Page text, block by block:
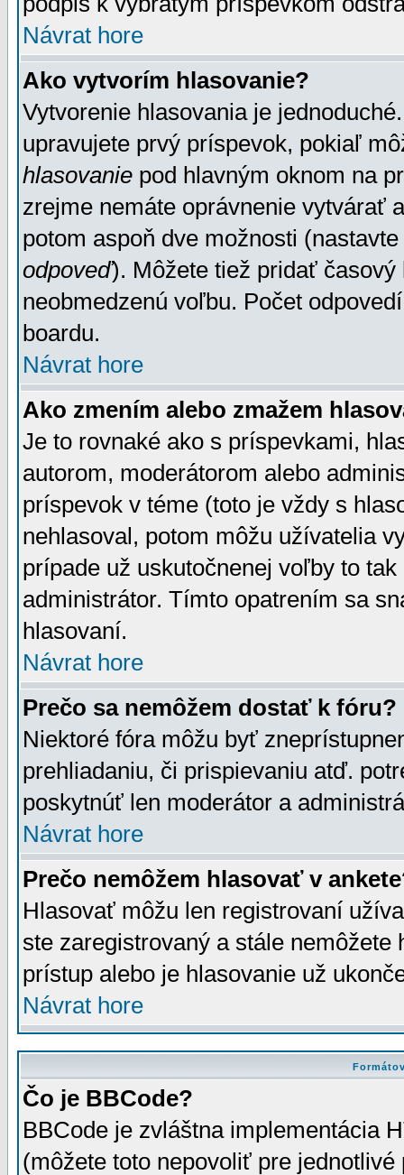
Návrat hore
Ako vytvorím hlasovanie?
Vytvorenie hlasovania je
upravujete prvý príspevok, pokiaľ
hlasovanie pod hlavným oknom na
zrejme nemáte oprávnenie vytvárať
potom aspoň dve možnosti
odpoveď). Môžete tiež pridať
neobmedzenú voľbu. Počet
boardu.
Návrat hore
Ako zmením alebo zmažem
Je to rovnaké ako s príspevkami,
autorom, moderátorom alebo
príspevok v téme (toto je vždy s
nehlasoval, potom môžu užívatelia
prípade už uskutočnenej voľby to
administrátor. Tímto opatrením sa
hlasovaní.
Návrat hore
Prečo sa nemôžem dostať k fóru?
Niektoré fóra môžu byť
prehliadaniu, či prispievaniu atď.
poskytnúť len moderátor a
Návrat hore
Prečo nemôžem hlasovať v
Hlasovať môžu len registrovaní
ste zaregistrovaný a stále
prístup alebo je hlasovanie už
Návrat hore
Čo je BBCode?
BBCode je zvláštna implementácia
(môžete toto nepovoliť pre